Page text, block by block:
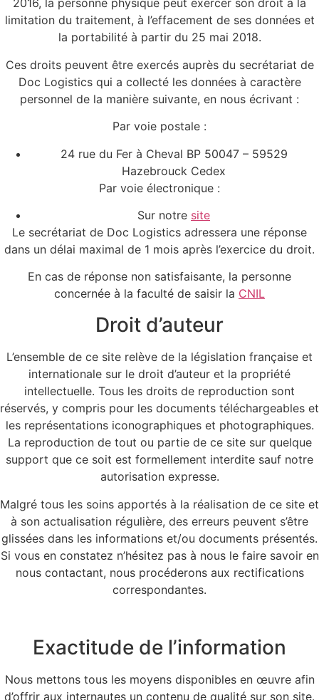
2016, la personne physique peut exercer son droit à la
limitation du traitement, à l’effacement de ses données et
la portabilité à partir du 25 mai 2018.
Ces droits peuvent être exercés auprès du secrétariat de
Doc Logistics qui a collecté les données à caractère
personnel de la manière suivante, en nous écrivant :
Par voie postale :
24 rue du Fer à Cheval BP 50047 – 59529
Hazebrouck Cedex
Par voie électronique :
Sur notre site
Le secrétariat de Doc Logistics adressera une réponse
dans un délai maximal de 1 mois après l’exercice du droit.
En cas de réponse non satisfaisante, la personne
concernée à la faculté de saisir la CNIL
Droit d’auteur
L’ensemble de ce site relève de la législation française et
internationale sur le droit d’auteur et la propriété
intellectuelle. Tous les droits de reproduction sont
réservés, y compris pour les documents téléchargeables et
les représentations iconographiques et photographiques.
La reproduction de tout ou partie de ce site sur quelque
support que ce soit est formellement interdite sauf notre
autorisation expresse.
Malgré tous les soins apportés à la réalisation de ce site et
à son actualisation régulière, des erreurs peuvent s’être
glissées dans les informations et/ou documents présentés.
Si vous en constatez n’hésitez pas à nous le faire savoir en
nous contactant, nous procéderons aux rectifications
correspondantes.
Exactitude de l’information
Nous mettons tous les moyens disponibles en œuvre afin
d’offrir aux internautes un contenu de qualité sur son site.